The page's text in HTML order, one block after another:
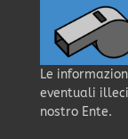
Le
eventuali
nostro Ente.